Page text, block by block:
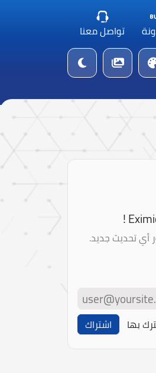
تواصل معنا
أي تحديث جديد.
بها اشتراك